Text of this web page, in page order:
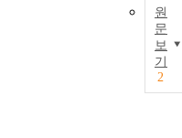
connective
tissue and
원
문
보
기
2